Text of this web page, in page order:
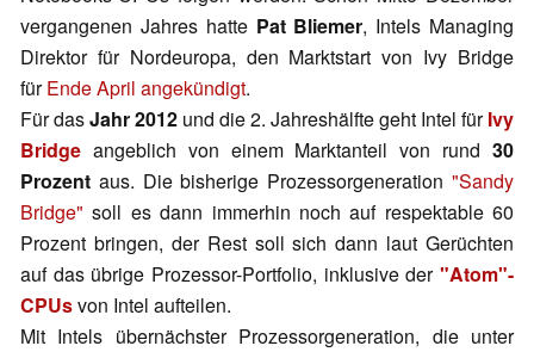
vergangenen Jahres hatte Pat Bliemer, Intels Managing
Direktor für Nordeuropa, den Marktstart von Ivy Bridge
fürEnde April angekündigt.
Für dasJahr 2012 und die 2. Jahreshälfte geht Intel fürIvy
Bridge angeblich von einem Marktanteil von rund 30
Prozent aus. Die bisherige Prozessorgeneration "Sandy
Bridge" soll es dann immerhin noch auf respektable 60
Prozent bringen, der Rest soll sich dann laut Gerüchten
auf das übrige Prozessor-Portfolio, inklusive der "Atom"-
CPUsvon Intel aufteilen.
Mit Intels übernächster Prozessorgeneration, die unter